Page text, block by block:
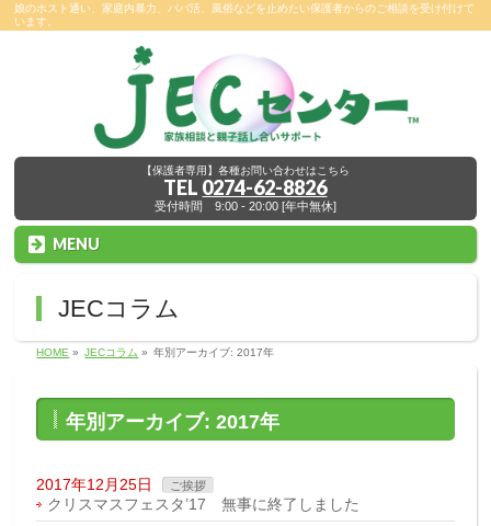
娘のホスト通い、家庭内暴力、パパ活、風俗などを止めたい保護者からのご相談を受け付けて
います。
【保護者専用】各種お問い合わせはこちら
TEL 0274-62-8826
受付時間 9:00 - 20:00 [年中無休]
MENU
JECコラム
HOME » JECコラム » 年別アーカイブ: 2017年
年別アーカイブ: 2017年
2017年12月25日 ご挨拶
クリスマスフェスタ’17 無事に終了しました